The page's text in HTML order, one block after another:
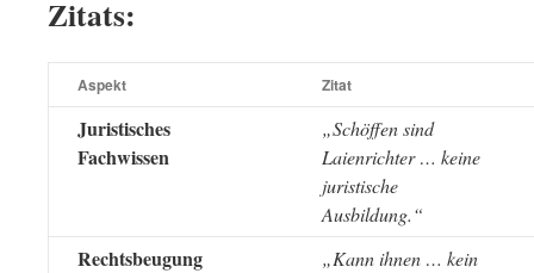
Zitats:
Aspekt Zitat
Juristisches
Fachwissen
„Schöffen sind
Laienrichter … keine
juristische
Ausbildung.“
Rechtsbeugung
„Kann ihnen … kein